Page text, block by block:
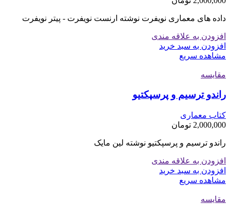
داده های معماری نویفرت نوشته ارنست نویفرت - پیتر نویفرت
افزودن به علاقه مندی
افزودن به سبد خرید
مشاهده سریع
مقایسه
راندو ترسیم و پرسپکتیو
کتاب معماری
2,000,000 تومان
راندو ترسیم و پرسپکتیو نوشته لین مایک
افزودن به علاقه مندی
افزودن به سبد خرید
مشاهده سریع
مقایسه